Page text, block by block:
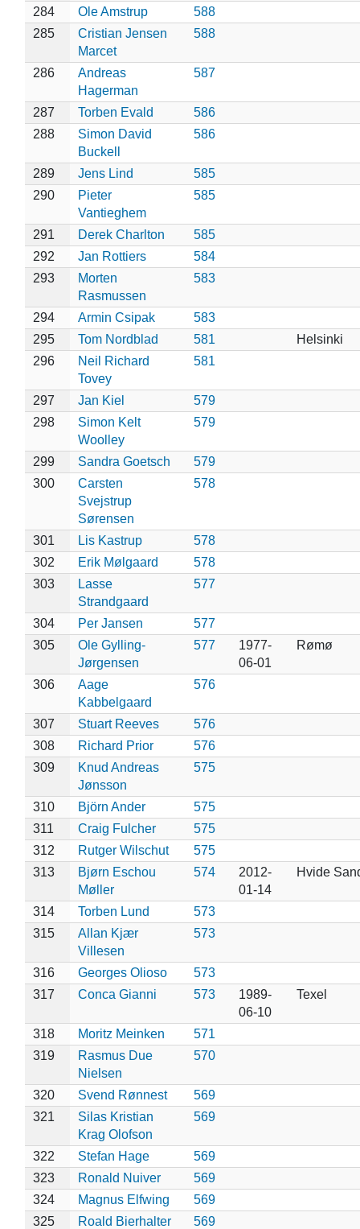
284 Ole Amstrup
588
285
Cristian Jensen
Marcet
588
286
Andreas
Hagerman
587
287 Torben Evald
586
288
Simon David
Buckell
586
289 Jens Lind
585
290
Pieter
Vantieghem
585
291 Derek Charlton
585
292
Jan Rottiers
584
293
Morten
Rasmussen
583
294 Armin Csipak
583
295
Tom Nordblad 581
Helsinki
296
Neil Richard
Tovey
581
297 Jan Kiel
579
298
Simon Kelt
Woolley
579
299 Sandra Goetsch
579
300
Carsten
Svejstrup
Sørensen
578
301 Lis Kastrup
578
302
Erik Mølgaard
578
303
Lasse
Strandgaard
577
304 Per Jansen
577
305
Ole Gylling-
Jørgensen
577
1977-
06-01
Rømø
306
Aage
Kabbelgaard
576
307 Stuart Reeves
576
308
Richard Prior
576
309
Knud Andreas
Jønsson
575
310 Björn Ander
575
311
Craig Fulcher
575
312
Rutger Wilschut
575
313
Bjørn Eschou
Møller
574
2012-
01-14
Hvide
314 Torben Lund
573
315
Allan Kjær
Villesen
573
316 Georges Olioso
573
317
Conca Gianni 573
1989-
06-10
Texel
318 Moritz Meinken
571
319
Rasmus Due
Nielsen
570
320 Svend Rønnest
569
321
Silas Kristian
Krag Olofson
569
322 Stefan Hage
569
323
Ronald Nuiver
569
324
Magnus Elfwing
569
325
Roald Bierhalter
569